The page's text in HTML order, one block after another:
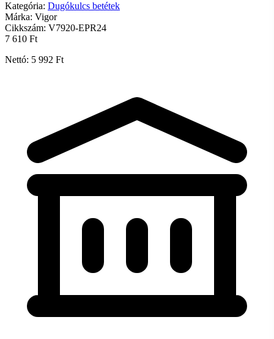
Kategória: Dugókulcs betétek
Márka: Vigor
Cikkszám: V7920-EPR24
7 610 Ft
Nettó: 5 992 Ft